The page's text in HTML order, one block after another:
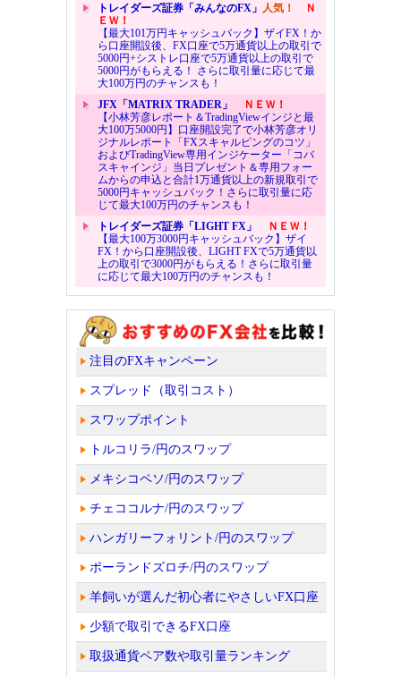
トレイダーズ証券「みんなのFX」 人気！
Ｎ
ＥＷ！
【最大101万円キャッシュバック】ザイFX！か
ら口座開設後、FX口座で5万通貨以上の取引で
5000円+シストレ口座で5万通貨以上の取引で
5000円がもらえる！ さらに取引量に応じて最
大100万円のチャンスも！
JFX「MATRIX TRADER」
ＮＥＷ！
【小林芳彦レポート＆TradingViewインジと最
大100万5000円】口座開設完了で小林芳彦オリ
ジナルレポート「FXスキャルピングのコツ」
およびTradingView専用インジケーター「コバ
スキャインジ」当日プレゼント＆専用フォー
ムからの申込と合計1万通貨以上の新規取引で
5000円キャッシュバック！さらに取引量に応
じて最大100万円のチャンスも！
トレイダーズ証券「LIGHT FX」
ＮＥＷ！
【最大100万3000円キャッシュバック】ザイ
FX！から口座開設後、LIGHT FXで5万通貨以
上の取引で3000円がもらえる！さらに取引量
に応じて最大100万円のチャンスも！
注目のFXキャンペーン
スプレッド（取引コスト）
スワップポイント
トルコリラ/円のスワップ
メキシコペソ/円のスワップ
チェココルナ/円のスワップ
ハンガリーフォリント/円のスワップ
ポーランドズロチ/円のスワップ
羊飼いが選んだ初心者にやさしいFX口座
少額で取引できるFX口座
取扱通貨ペア数や取引量ランキング